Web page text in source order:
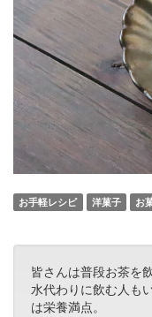
お手軽レシピ 洋菓子 お
皆さんは普段お茶を
水代わりに飲む人も
は栄養満点。